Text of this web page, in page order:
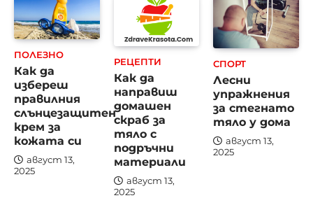
ПОЛЕЗНО
Как да
избереш
правилния
слънцезащитен
крем за
кожата си
август 13,
2025
РЕЦЕПТИ
Как да
направиш
домашен
скраб за
тяло с
подръчни
материали
август 13,
2025
СПОРТ
Лесни
упражнения
за стегнато
тяло у дома
август 13,
2025